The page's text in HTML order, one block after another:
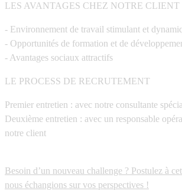
LES AVANTAGES CHEZ NOTRE CLIENT
- Environnement de travail stimulant et
- Opportunités de formation et de
- Avantages sociaux attractifs
LE PROCESS DE RECRUTEMENT
Premier entretien : avec notre consultante
Deuxième entretien : avec un responsable
notre client
Besoin d’un nouveau challenge ? Postulez à
nous échangions sur vos perspectives !